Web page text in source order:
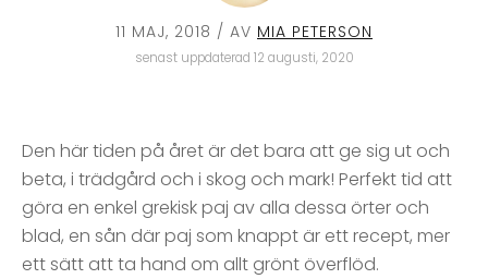
11 MAJ, 2018 / AV MIA PETERSON
senast uppdaterad 12 augusti, 2020
Den här tiden på året är det bara att ge sig ut och
beta, i trädgård och i skog och mark! Perfekt tid att
göra en enkel grekisk paj av alla dessa örter och
blad, en sån där paj som knappt är ett recept, mer
ett sätt att ta hand om allt grönt överflöd.